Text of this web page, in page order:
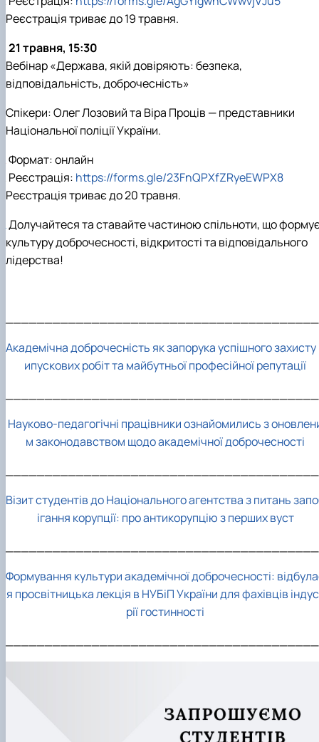
Реєстрація триває до 19 травня.
21 травня, 15:30
Вебінар «Держава, якій довіряють: безпека,
відповідальність, доброчесність»
Спікери: Олег Лозовий та Віра Проців — представники
Національної поліції України.
Формат: онлайн
Реєстрація: https://forms.gle/23FnQPXfZRyeEWPX8
Реєстрація триває до 20 травня.
Долучайтеся та ставайте частиною спільноти, що
культуру доброчесності, відкритості та відповідального
лідерства!
Академічна доброчесність як запорука успішного захисту
ипускових робіт та майбутньої професійної репутації
Науково-педагогічні працівники ознайомились з
м законодавством щодо академічної доброчесності
Візит студентів до Національного агентства з питань
ігання корупції: про антикорупцію з перших вуст
Формування культури академічної доброчесності:
я просвітницька лекція в НУБіП України для фахівців
рії гостинності